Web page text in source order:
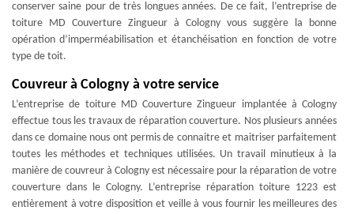
conserver saine pour de très longues années. De ce fait, l’entreprise de
toiture MD Couverture Zingueur à Cologny vous suggère la bonne
opération d’imperméabilisation et étanchéisation en fonction de votre
type de toit.
Couvreur à Cologny à votre service
L’entreprise de toiture MD Couverture Zingueur implantée à Cologny
effectue tous les travaux de réparation couverture. Nos plusieurs années
dans ce domaine nous ont permis de connaitre et maitriser parfaitement
toutes les méthodes et techniques utilisées. Un travail minutieux à la
manière de couvreur à Cologny est nécessaire pour la réparation de votre
couverture dans le Cologny. L’entreprise réparation toiture 1223 est
entièrement à votre disposition et veille à vous fournir les meilleures des